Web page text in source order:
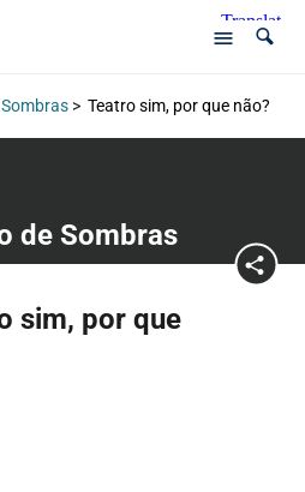
> Teatro sim, por que não?
de Sombras
sim, por que